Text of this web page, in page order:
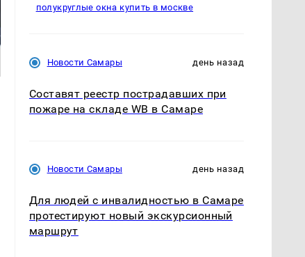
полукруглые окна купить в москве
Новости Самары день назад
Составят реестр пострадавших при
пожаре на складе WB в Самаре
Новости Самары день назад
Для людей с инвалидностью в Самаре
протестируют новый экскурсионный
маршрут